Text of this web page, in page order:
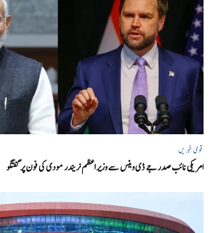
قومی خبریں
امریکی نائب صدر جے ڈی وینس سے وزیر اعظم نریندر مودی کی فون پر گفتگو